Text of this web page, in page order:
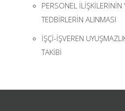
PERSONEL
TEDBİRLERİN ALINMASI
İŞÇİ-İŞVEREN
TAKİBİ